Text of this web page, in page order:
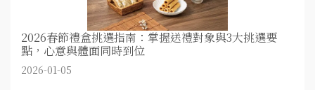
2026春節禮盒挑選指南：掌握送禮對象與3大挑選要
點，心意與體面同時到位
2026-01-05